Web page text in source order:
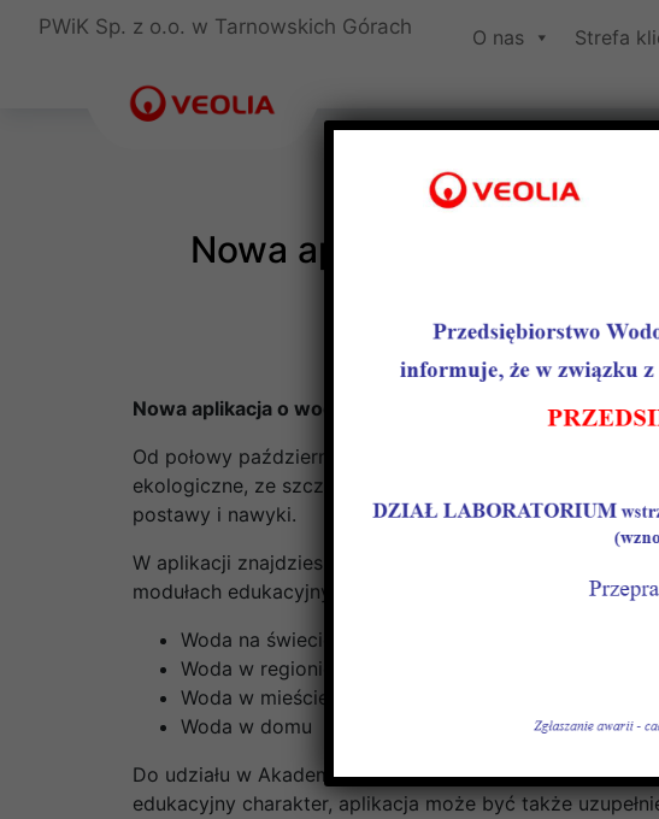
PWiK Sp. z o.o. w Tarnowskich Górach O nas Strefa
Nowa aplikacja o wodzie
Nowa aplikacja o wodzie już dostępna– sprawdź swoją
Od połowy października można już korzystać z nowej
ekologiczne, ze szczególnym uwzględnieniem
postawy i nawyki.
W aplikacji znajdziesz quizy i zadania specjalne, dzięki
modułach edukacyjnych:
Woda na świecie – stan zasobów wodnych na
Woda w regionie – stan zasobów wodnych w
Woda w mieście – wpływ zmian klimatu w skali
Woda w domu – jak w zrównoważony sposób
Do udziału w Akademii Wodnej zapraszamy wszystkich
edukacyjny charakter, aplikacja może być także